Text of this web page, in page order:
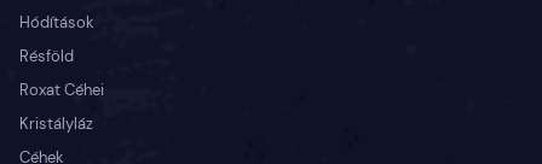
Hódítások
Résföld
Roxat Céhei
Kristályláz
Céhek